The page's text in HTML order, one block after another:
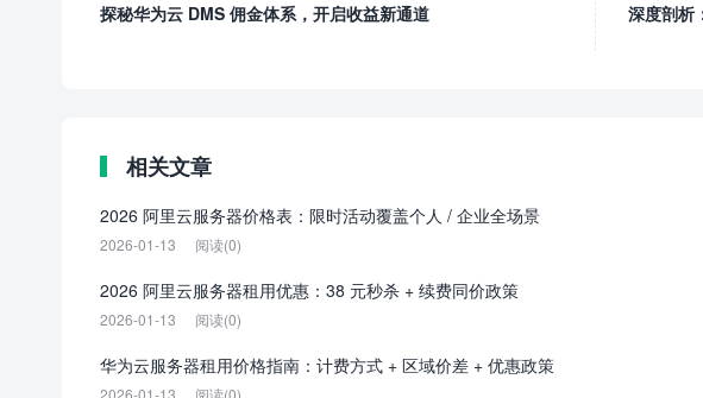
探秘华为云 DMS 佣金体系，开启收益新通道
深度剖析
相关文章
2026 阿里云服务器价格表：限时活动覆盖个人 / 企业全场景
2026-01-13 阅读(0)
2026 阿里云服务器租用优惠：38 元秒杀 + 续费同价政策
2026-01-13 阅读(0)
华为云服务器租用价格指南：计费方式 + 区域价差 + 优惠政策
2026-01-13 阅读(0)